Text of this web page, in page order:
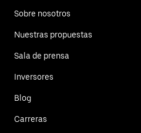
Sobre nosotros
Nuestras propuestas
Sala de prensa
Inversores
Blog
Carreras